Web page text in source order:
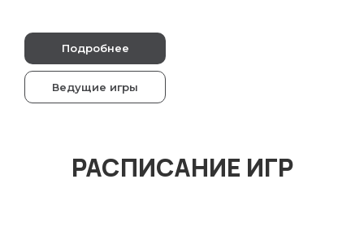
Подробнее
Ведущие игры
РАСПИСАНИЕ ИГР